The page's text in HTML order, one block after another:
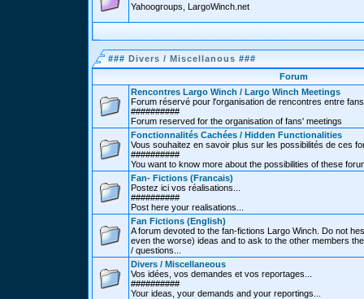
Yahoogroups, LargoWinch.net
### Divers / Miscellanous ###
Forum
Rencontres Largo Winch / Largo Winch Meetings
Forum réservé pour l'organisation de rencontres entre fans
##########
Forum reserved for the organisation of fans' meetings
Fonctionnalités Cachées / Hidden Functionalities
Vous souhaitez en savoir plus sur les possibilités de ces
##########
You want to know more about the possibilities of these
Fan- Fictions (Francais)
Postez ici vos réalisations...
##########
Post here your realisations...
Fan Fictions (English)
A forum devoted to the fan-fictions Largo Winch. Do not
even the worse) ideas and to ask to the other members
/ questions...
Divers / Miscellaneous
Vos idées, vos demandes et vos reportages...
##########
Your ideas, your demands and your reportings...